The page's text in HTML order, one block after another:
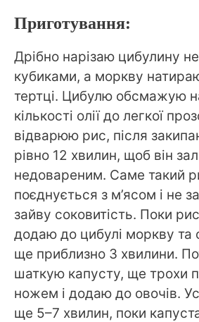
Приготування:
Дрібно нарізаю цибулину
кубиками, а моркву
тертці. Цибулю обсмажую
кількості олії до легкої
відварюю рис, після
рівно 12 хвилин, щоб він
недовареним. Саме такий
поєднується з м’ясом і не
зайву соковитість. Поки
додаю до цибулі моркву
ще приблизно 3 хвилини.
шаткую капусту, ще трохи
ножем і додаю до овочів.
ще 5–7 хвилин, поки